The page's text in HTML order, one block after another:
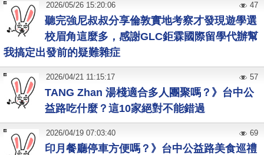
聽完強尼叔叔分享倫敦實地考察才發現遊學選
校眉角這麼多，感謝GLC鉅霖國際留學代辦幫
我搞定出發前的疑難雜症
2026/05/26 15:20:06 47
TANG Zhan 湯棧適合多人團聚嗎？》台中公
益路吃什麼？這10家絕對不能錯過
2026/04/21 11:15:17 57
印月餐廳停車方便嗎？》台中公益路美食巡禮
2026/04/19 07:03:40 69